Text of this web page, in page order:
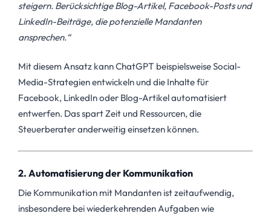
steigern. Berücksichtige Blog-Artikel, Facebook-Posts und
LinkedIn-Beiträge, die potenzielle Mandanten
ansprechen.“
Mit diesem Ansatz kann ChatGPT beispielsweise Social-
Media-Strategien entwickeln und die Inhalte für
Facebook, LinkedIn oder Blog-Artikel automatisiert
entwerfen. Das spart Zeit und Ressourcen, die
Steuerberater anderweitig einsetzen können.
2. Automatisierung der Kommunikation
Die Kommunikation mit Mandanten ist zeitaufwendig,
insbesondere bei wiederkehrenden Aufgaben wie